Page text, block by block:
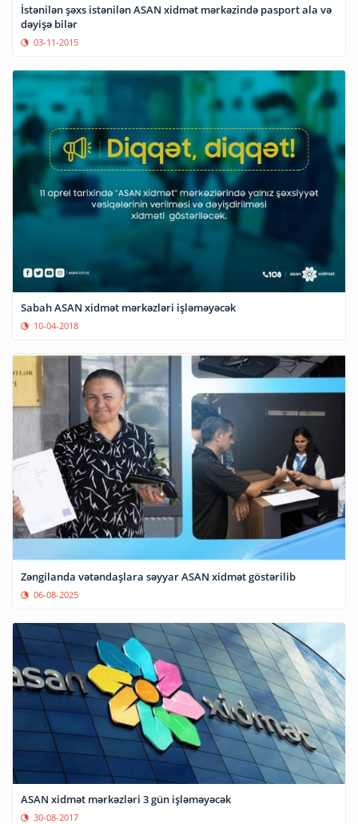
İstənilən şəxs istənilən ASAN xidmət mərkəzində pasport ala və
dəyişə bilər
03-11-2015
Sabah ASAN xidmət mərkəzləri işləməyəcək
10-04-2018
Zəngilanda vətəndaşlara səyyar ASAN xidmət göstərilib
06-08-2025
ASAN xidmət mərkəzləri 3 gün işləməyəcək
30-08-2017